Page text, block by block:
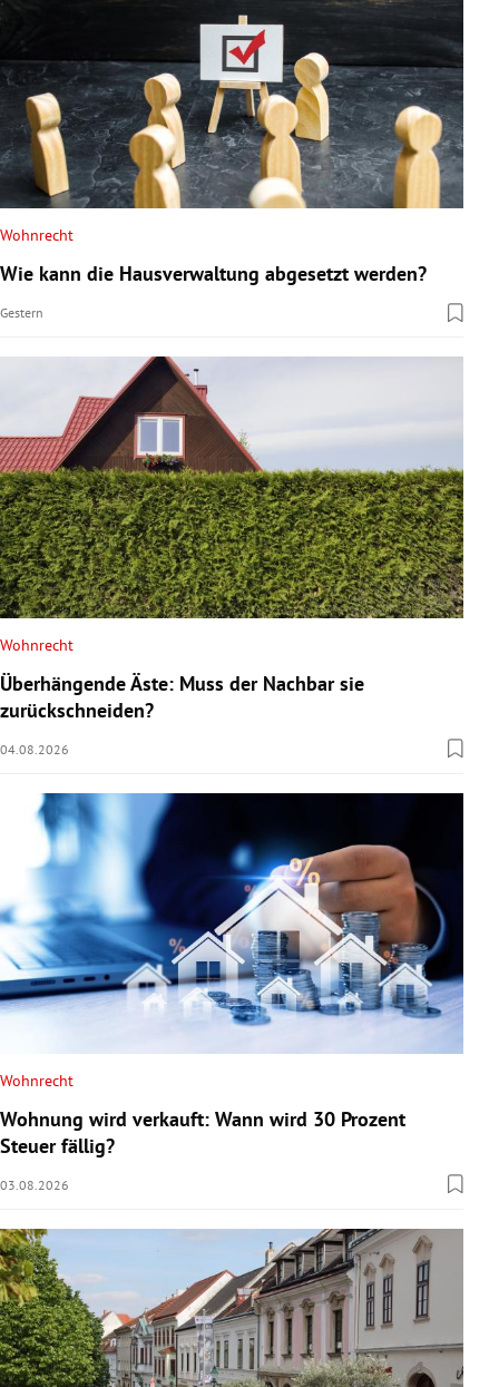
Untermenü
Wohnrecht
Wie kann die Hausverwaltung abgesetzt werden?
Gestern
Wohnrecht
Überhängende Äste: Muss der Nachbar sie
zurückschneiden?
04.08.2026
Wohnrecht
Wohnung wird verkauft: Wann wird 30 Prozent
Steuer fällig?
03.08.2026